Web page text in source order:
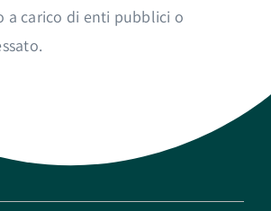
a carico di enti pubblici o